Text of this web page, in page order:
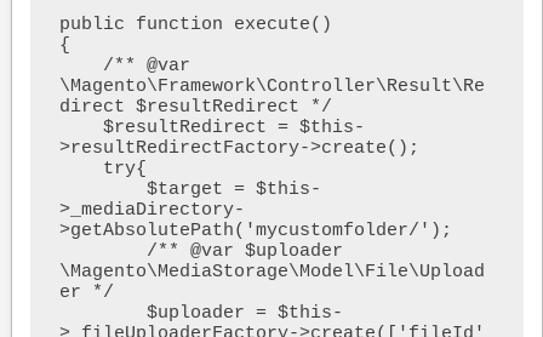
public function execute()
{
\Magento\Framework\Controller\Result\Re
direct $resultRedirect */
>resultRedirectFactory->create();
>_mediaDirectory-
>getAbsolutePath('mycustomfolder/');
\Magento\MediaStorage\Model\File\Upload
er */